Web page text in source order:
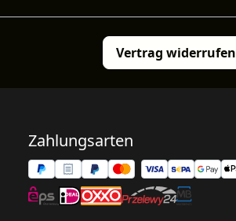
Vertrag widerrufen
Zahlungsarten